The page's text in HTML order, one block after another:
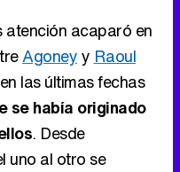
atención acaparó en
Agoneyy Raoul
las últimas fechas
se había originado
. Desde
uno al otro se